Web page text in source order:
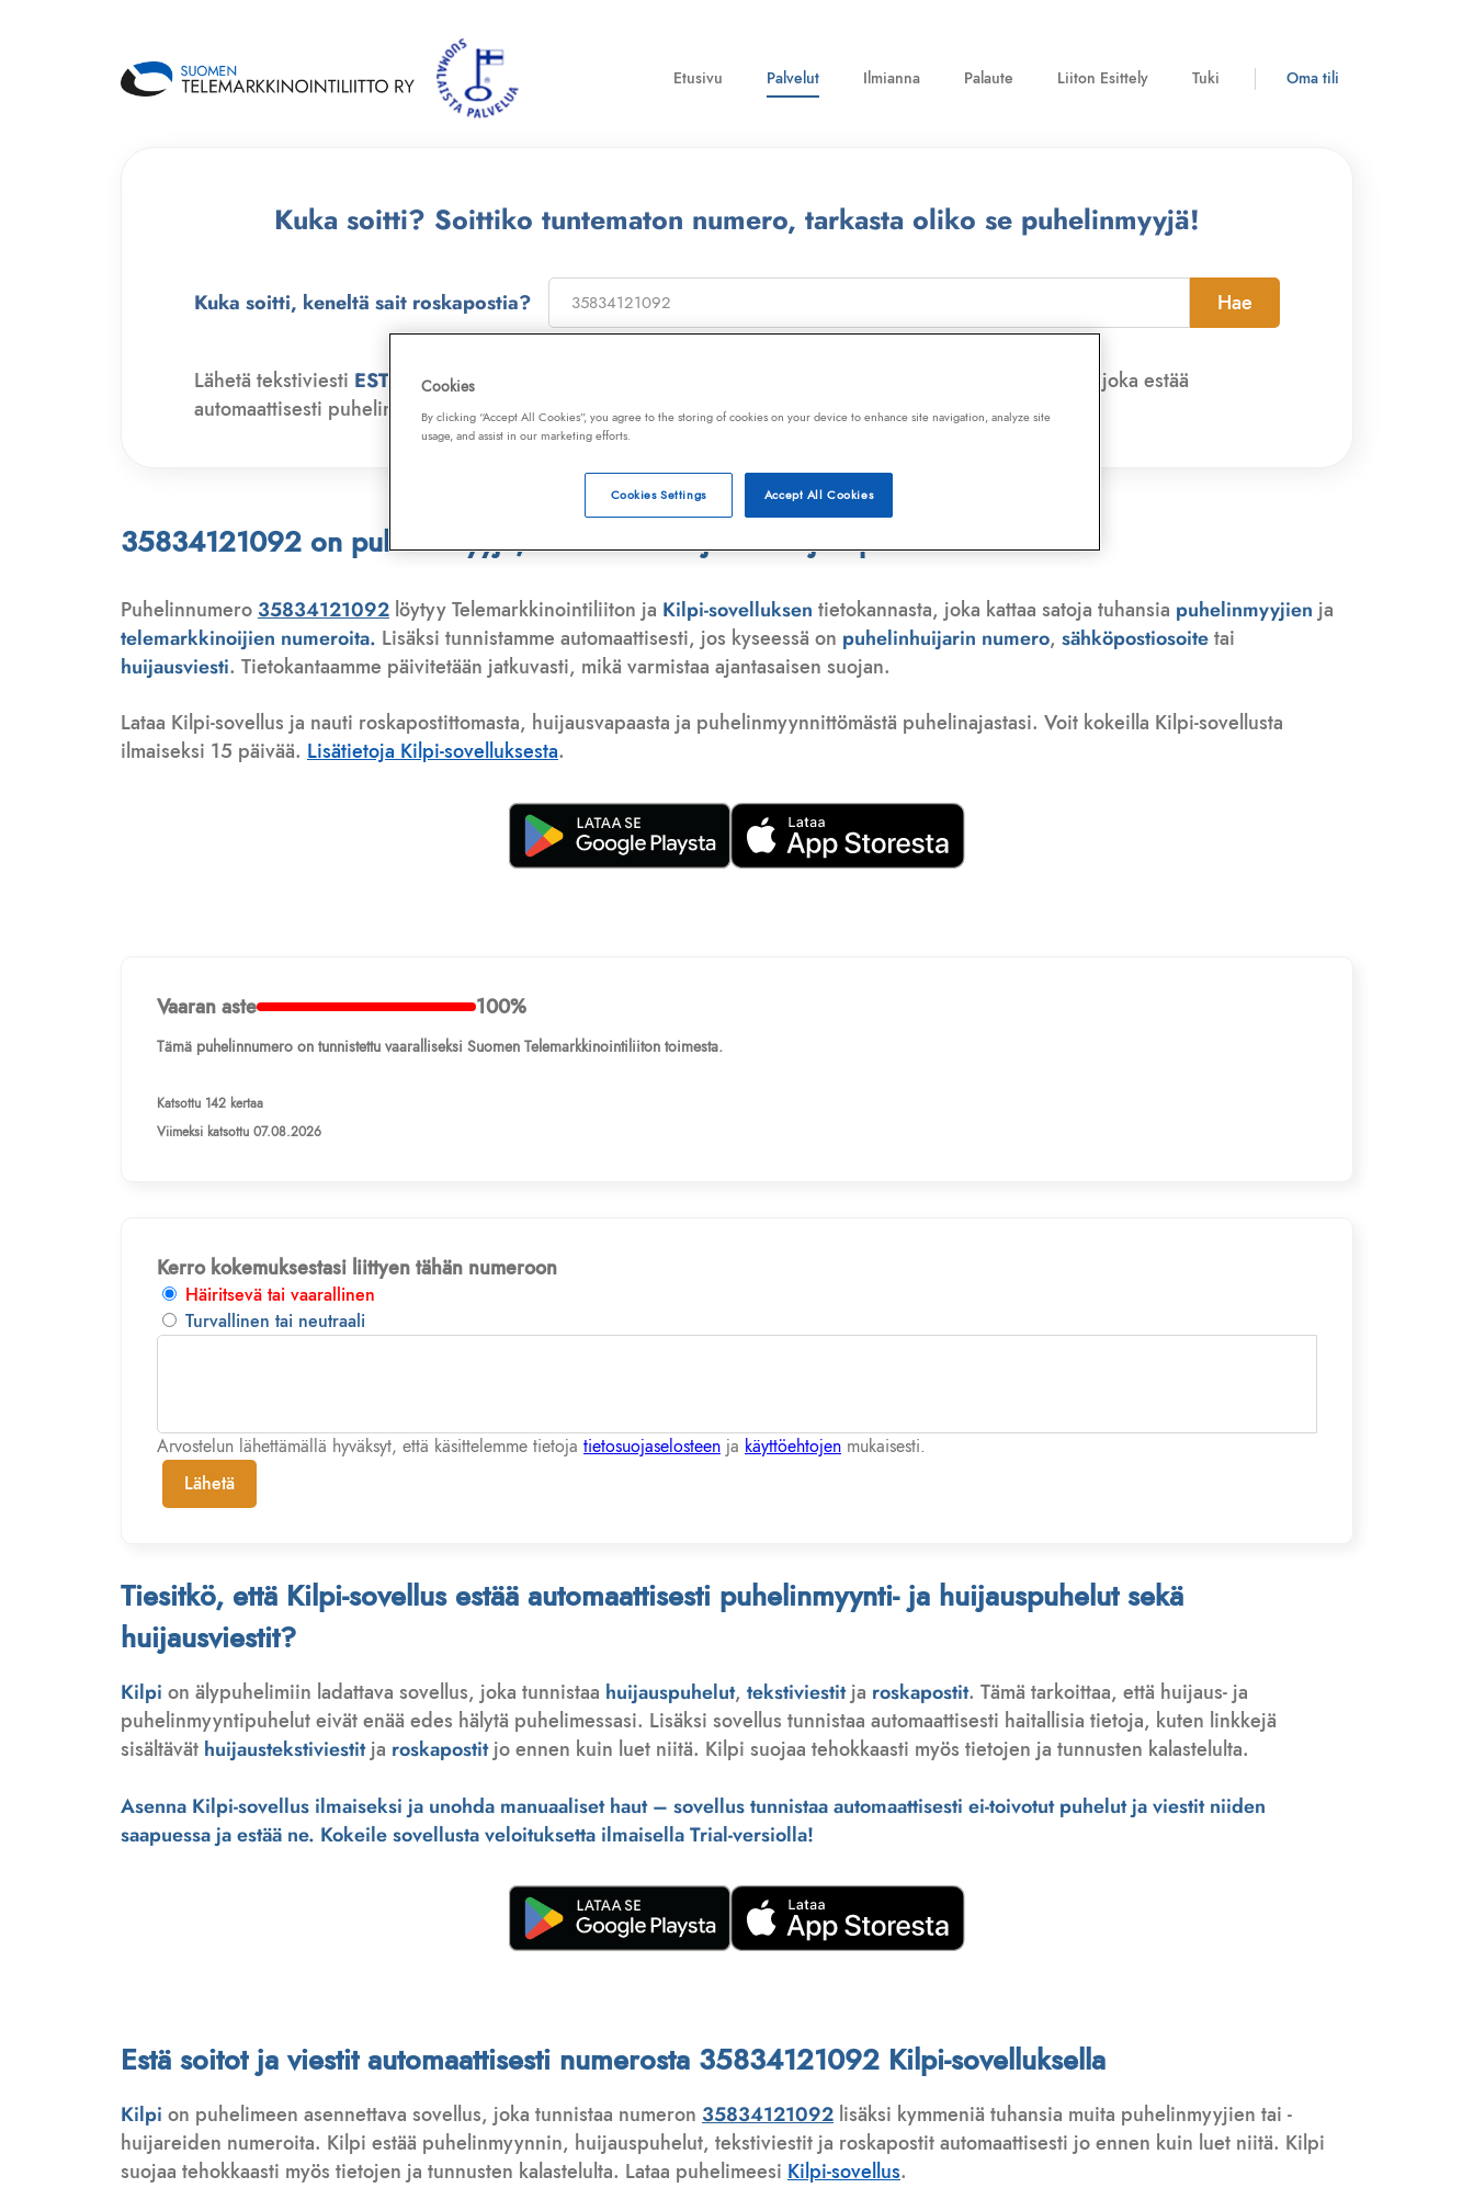
Etusivu Palvelut Ilmianna Palaute Liiton Esittely Tuki Oma tili
Kuka soitti? Soittiko tuntematon numero, tarkasta oliko se puhelinmyyjä!
Kuka soitti, keneltä sait roskapostia? Hae
Lähetä tekstiviesti ESTO numeroon
, niin saat laajan telemarkkinointikiellon ja Kilpi-sovelluksen, joka estää
automaattisesti puhelinmyyjien soitot, huijaussoitot, huijausviestit ja roskapostit.
35834121092 on puhelinmyyjä, telemarkkinoija tai huijauspuhelu
Puhelinnumero 35834121092 löytyy Telemarkkinointiliiton ja Kilpi-sovelluksen tietokannasta, joka kattaa satoja tuhansia puhelinmyyjien ja
telemarkkinoijien numeroita. Lisäksi tunnistamme automaattisesti, jos kyseessä on puhelinhuijarin numero, sähköpostiosoitetai
huijausviesti. Tietokantaamme päivitetään jatkuvasti, mikä varmistaa ajantasaisen suojan.
Lataa Kilpi-sovellus ja nauti roskapostittomasta, huijausvapaasta ja puhelinmyynnittömästä puhelinajastasi. Voit kokeilla Kilpi-sovellusta
ilmaiseksi 15 päivää. Lisätietoja Kilpi-sovelluksesta.
Vaaran aste 100%
Tämä puhelinnumero on tunnistettu vaaralliseksi Suomen Telemarkkinointiliiton toimesta.
Katsottu 142 kertaa
Viimeksi katsottu 07.08.2026
Kerro kokemuksestasi liittyen tähän numeroon
Häiritsevä tai vaarallinen
Turvallinen tai neutraali
Arvostelun lähettämällä hyväksyt, että käsittelemme tietoja tietosuojaselosteen ja käyttöehtojen mukaisesti.
Lähetä
Tiesitkö, että Kilpi-sovellus estää automaattisesti puhelinmyynti- ja huijauspuhelut sekä
huijausviestit?
Kilpi on älypuhelimiin ladattava sovellus, joka tunnistaa huijauspuhelut, tekstiviestitja roskapostit. Tämä tarkoittaa, että huijaus- ja
puhelinmyyntipuhelut eivät enää edes hälytä puhelimessasi. Lisäksi sovellus tunnistaa automaattisesti haitallisia tietoja, kuten linkkejä
sisältävät huijaustekstiviestitja roskapostitjo ennen kuin luet niitä. Kilpi suojaa tehokkaasti myös tietojen ja tunnusten kalastelulta.
Asenna Kilpi-sovellus ilmaiseksi ja unohda manuaaliset haut – sovellus tunnistaa automaattisesti ei-toivotut puhelut ja viestit niiden
saapuessa ja estää ne. Kokeile sovellusta veloituksetta ilmaisella Trial-versiolla!
Estä soitot ja viestit automaattisesti numerosta 35834121092 Kilpi-sovelluksella
Kilpi on puhelimeen asennettava sovellus, joka tunnistaa numeron 35834121092 lisäksi kymmeniä tuhansia muita puhelinmyyjien tai -
huijareiden numeroita. Kilpi estää puhelinmyynnin, huijauspuhelut, tekstiviestit ja roskapostit automaattisesti jo ennen kuin luet niitä. Kilpi
suojaa tehokkaasti myös tietojen ja tunnusten kalastelulta. Lataa puhelimeesi Kilpi-sovellus.
Cookies
By clicking “Accept All Cookies”, you agree to the storing of cookies on your device to enhance site navigation, analyze site
usage, and assist in our marketing efforts.
Accept All Cookies
Cookies Settings